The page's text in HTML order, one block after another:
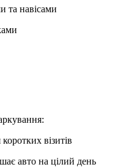
та навісами
візитів
авто на цілий день